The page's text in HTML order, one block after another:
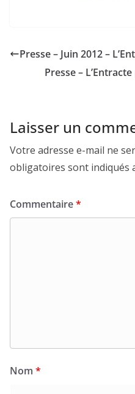
Presse – Juin 2012 –
Presse –
Laisser un
Votre adresse e-mail ne
obligatoires sont indiqués
Commentaire*
Nom *